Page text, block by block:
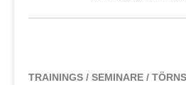
TRAININGS / SEMINARE / TÖRNS